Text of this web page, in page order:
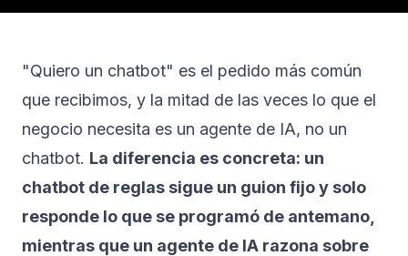
"Quiero un chatbot" es el pedido más común
que recibimos, y la mitad de las veces lo que el
negocio necesita es un agente de IA, no un
chatbot. La diferencia es concreta: un
chatbot de reglas sigue un guion fijo y solo
responde lo que se programó de antemano,
mientras que un agente de IA razona sobre